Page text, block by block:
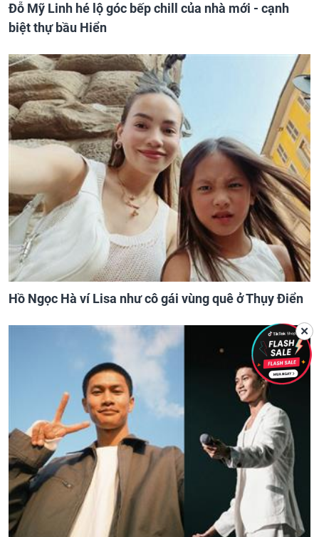
Đỗ Mỹ Linh hé lộ góc bếp chill của nhà mới - cạnh
biệt thự bầu Hiển
Hồ Ngọc Hà ví Lisa như cô gái vùng quê ở Thụy Điển
✕